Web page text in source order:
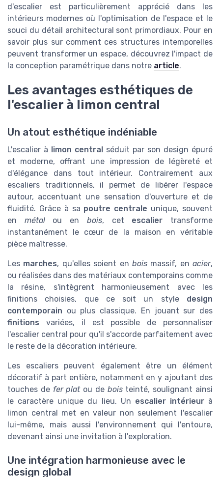
d'escalier est particulièrement apprécié dans les
intérieurs modernes où l'optimisation de l'espace et le
souci du détail architectural sont primordiaux. Pour en
savoir plus sur comment ces structures intemporelles
peuvent transformer un espace, découvrez l'impact de
la conception paramétrique dans notre article.
Les avantages esthétiques de
l'escalier à limon central
Un atout esthétique indéniable
L'escalier à limon central séduit par son design épuré
et moderne, offrant une impression de légèreté et
d'élégance dans tout intérieur. Contrairement aux
escaliers traditionnels, il permet de libérer l'espace
autour, accentuant une sensation d'ouverture et de
fluidité. Grâce à sa poutre centrale unique, souvent
en métalou en bois, cet escalier transforme
instantanément le cœur de la maison en véritable
pièce maîtresse.
Les marches, qu'elles soient en boismassif, en acier,
ou réalisées dans des matériaux contemporains comme
la résine, s'intègrent harmonieusement avec les
finitions choisies, que ce soit un style design
contemporain ou plus classique. En jouant sur des
finitions variées, il est possible de personnaliser
l'escalier central pour qu'il s'accorde parfaitement avec
le reste de la décoration intérieure.
Les escaliers peuvent également être un élément
décoratif à part entière, notamment en y ajoutant des
touches de fer platou de boisteinté, soulignant ainsi
le caractère unique du lieu. Un escalier intérieurà
limon central met en valeur non seulement l'escalier
lui-même, mais aussi l'environnement qui l'entoure,
devenant ainsi une invitation à l'exploration.
Une intégration harmonieuse avec le
design global